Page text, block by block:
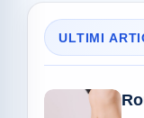
ULTIMI